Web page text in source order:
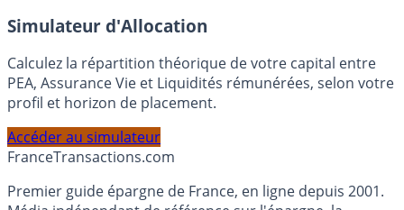
En savoir plus
Simulateur d'Allocation
Calculez la répartition théorique de votre capital entre
profil et horizon de placement.
FranceTransactions.com